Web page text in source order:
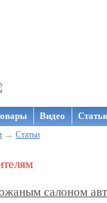
Видео
→ Статьи
салоном